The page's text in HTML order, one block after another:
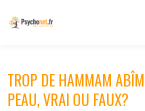
TROP DE HAMMAM
PEAU, VRAI OU FAUX?